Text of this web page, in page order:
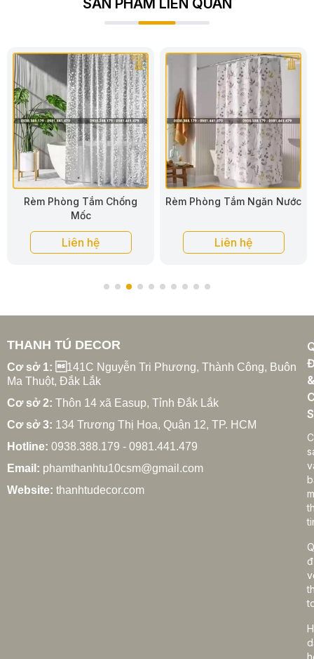
SẢN PHẨM LIÊN QUAN
Rèm Phòng Tắm Ngăn Nước
Liên hệ
Rèm Phòng Tắm Chống Bắn
Liên hệ
THANH TÚ DECOR
Cơ sở 1: 141C Nguyễn Tri Phương, Thành Công, Buôn
Ma Thuột, Đắk Lắk
Cơ sở 2: Thôn 14 xã Easup, Tỉnh Đắk Lắk
Cơ sở 3: 134 Trương Thị Hoa, Quận 12, TP. HCM
Hotline: 0938.388.179 - 0981.441.479
Email: phamthanhtu10csm@gmail.com
Website: thanhtudecor.com
&